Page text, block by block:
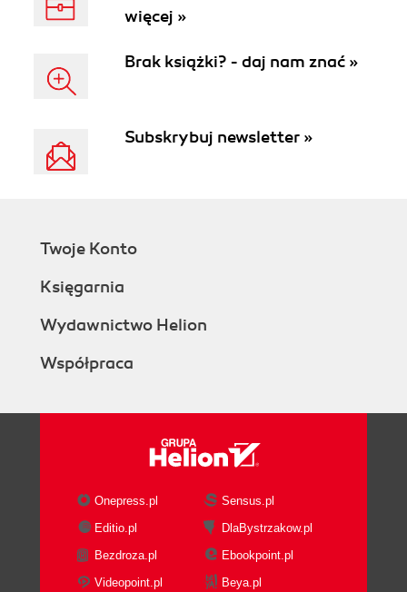
więcej »
Brak książki? - daj nam znać »
Subskrybuj newsletter »
Twoje Konto
Księgarnia
Wydawnictwo Helion
Współpraca
Onepress.pl
Sensus.pl
Editio.pl
DlaBystrzakow.pl
Bezdroza.pl
Ebookpoint.pl
Videopoint.pl
Beya.pl